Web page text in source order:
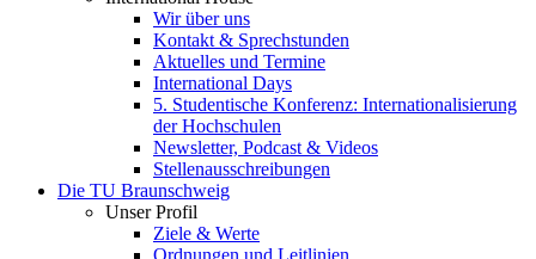
Wir über uns
Kontakt & Sprechstunden
Aktuelles und Termine
International Days
5. Studentische Konferenz: Internationalisierung
der Hochschulen
Newsletter, Podcast & Videos
Stellenausschreibungen
Die TU Braunschweig
Unser Profil
Ziele & Werte
Ordnungen und Leitlinien